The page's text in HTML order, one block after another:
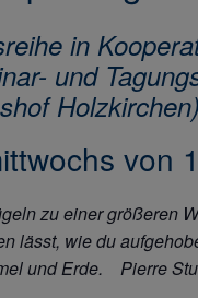
in
und
Holzkirchen)
von
zu einer größeren
lässt, wie du
und Erde.
Pierre